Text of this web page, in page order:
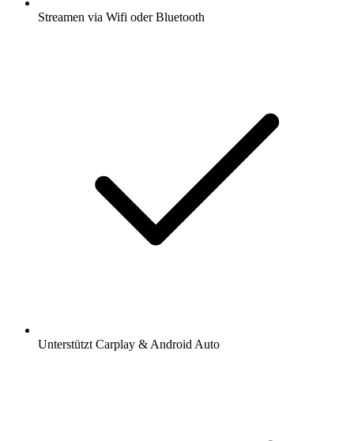
Streamen via Wifi oder Bluetooth
Unterstützt Carplay & Android Auto